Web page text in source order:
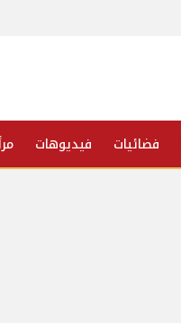
فضائيات فيديوهات